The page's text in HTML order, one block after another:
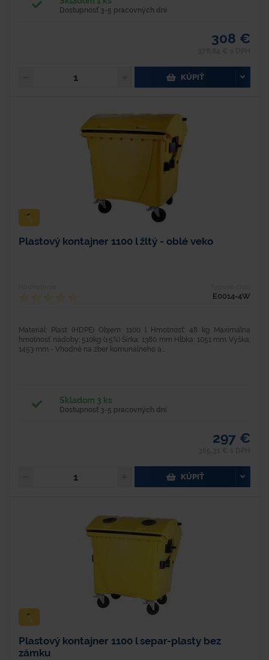
Dostupnosť 3-5 pracovných dní
308 €
KÚPIŤ
Plastový kontajner 1100 l žltý - oblé veko
E0014-4W
Materiál: Plast (HDPE) Objem: 1100 l Hmotnosť: 48 kg Maximálna
hmotnosť nádoby: 510kg (±5%) Šírka: 1380 mm Hĺbka: 1051 mm Výška:
1453 mm - Vhodné na zber komunálneho a...
Skladom 3 ks
Dostupnosť 3-5 pracovných dní
297 €
KÚPIŤ
Plastový kontajner 1100 l separ-plasty bez
zámku